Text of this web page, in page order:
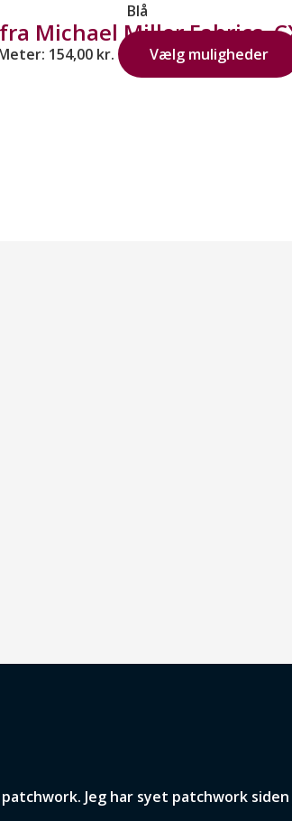
Blå
Michael Miller Fabrics.
154,00 kr. Vælg muligheder
Jeg har syet patchwork